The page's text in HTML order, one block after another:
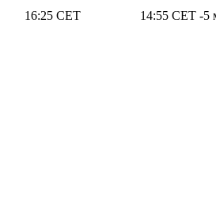
16:25 CET 14:55 CET -5